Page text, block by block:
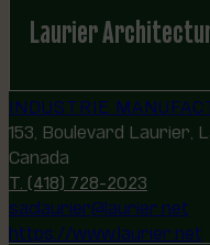
Laurier
INDUSTRIE
153, Boulevard Laurier,
Canada
T. (418) 728-2023
saclaurier@laurier.net
https://www.laurier.net